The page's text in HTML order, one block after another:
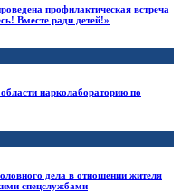
профилактическая встреча
Вместе ради детей!»
нарколабораторию по
дела в отношении жителя
спецслужбами